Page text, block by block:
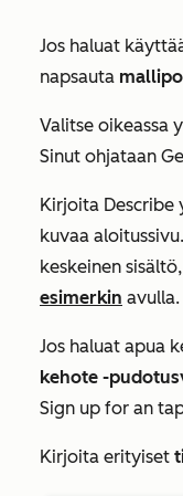
Jos haluat
napsauta
Valitse oikeassa
Sinut ohjataan
Kirjoita Describe
kuvaa
keskeinen
esimerkin avulla.
Jos haluat apua
kehote -
Sign up for an
Kirjoita erityiset